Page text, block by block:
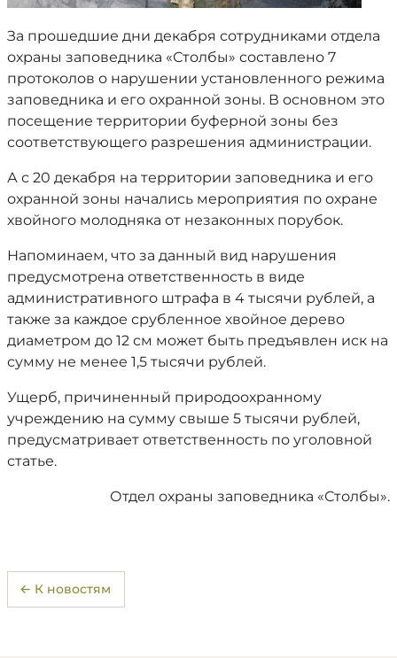
За прошедшие дни декабря сотрудниками отдела
охраны заповедника «Столбы» составлено 7
протоколов о нарушении установленного режима
заповедника и его охранной зоны. В основном это
посещение территории буферной зоны без
соответствующего разрешения администрации.
А с 20 декабря на территории заповедника и его
охранной зоны начались мероприятия по охране
хвойного молодняка от незаконных порубок.
Напоминаем, что за данный вид нарушения
предусмотрена ответственность в виде
административного штрафа в 4 тысячи рублей, а
также за каждое срубленное хвойное дерево
диаметром до 12 см может быть предъявлен иск на
сумму не менее 1,5 тысячи рублей.
Ущерб, причиненный природоохранному
учреждению на сумму свыше 5 тысячи рублей,
предусматривает ответственность по уголовной
статье.
Отдел охраны заповедника «Столбы».
← К новостям